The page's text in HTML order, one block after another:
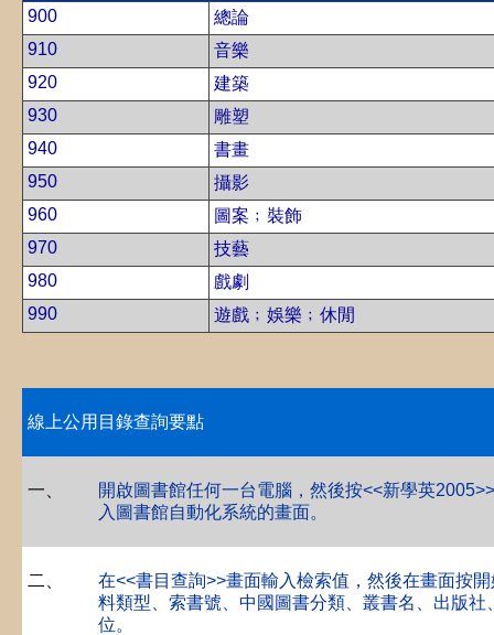
900
總論
910
音樂
920
建築
930
雕塑
940
書畫
950
攝影
960
圖案﹔裝飾
970
技藝
980
戲劇
990
遊戲﹔娛樂﹔休閒
線上公用目錄查詢要點
一
開啟圖書館任何一台電腦，然後按<<新學英
入圖書館自動化系統的畫面。
二
在<<書目查詢>>畫面輸入檢索值，然後在畫面按
料類型、索書號、中國圖書分類、叢書名、出版社
位。